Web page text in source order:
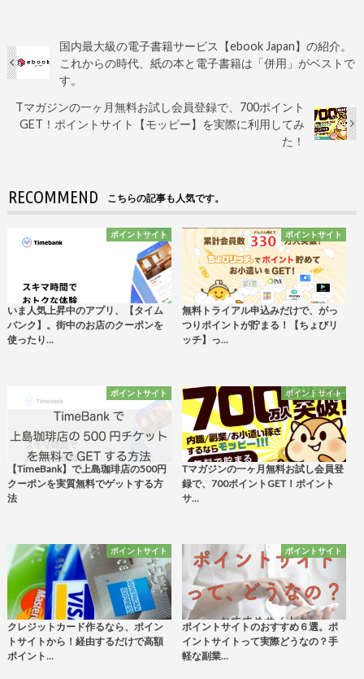
国内最大級の電子書籍サービス【ebook Japan】の紹介。
これからの時代、紙の本と電子書籍は「併用」がベストで
す。
Tマガジンの一ヶ月無料お試し会員登録で、700ポイント
GET！ポイントサイト【モッピー】を実際に利用してみ
た！
RECOMMEND こちらの記事も人気です。
ポイントサイト
いま人気上昇中のアプリ、【タイム
バンク】。街中のお店のクーポンを
使ったり…
ポイントサイト
無料トライアル申込みだけで、がっ
つりポイントが貯まる！【ちょびリ
ッチ】っ…
ポイントサイト
【TimeBank】で上島珈琲店の500円
クーポンを実質無料でゲットする方
法
ポイントサイト
Tマガジンの一ヶ月無料お試し会員登
録で、700ポイントGET！ポイント
サ…
ポイントサイト
クレジットカード作るなら、ポイン
トサイトから！経由するだけで高額
ポイント…
ポイントサイト
ポイントサイトのおすすめ６選。ポ
イントサイトって実際どうなの？手
軽な副業…